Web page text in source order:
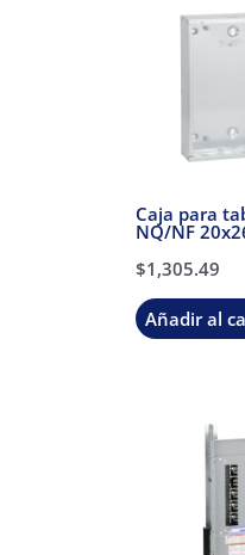
Caja para
NQ/NF
Schneider
$1,305.49
Añadir al